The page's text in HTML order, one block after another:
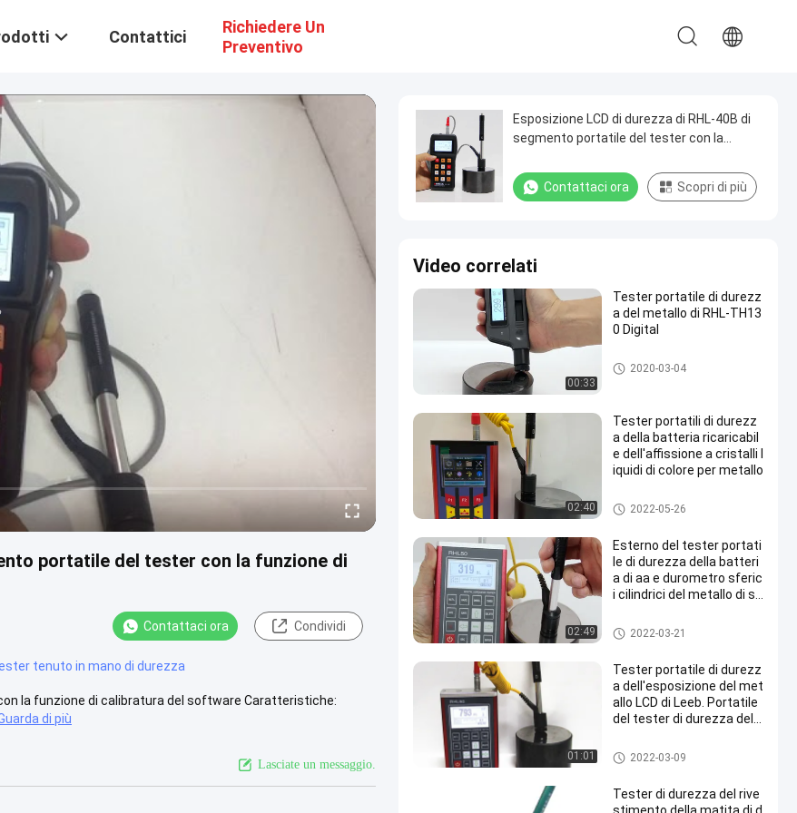
Contattici
Richiedere Un
Preventivo
portatile del tester con la funzione di
Contattaci ora Condividi
tenuto in mano di durezza
la funzione di calibratura del software Caratteristiche:
di più
Lasciate un messaggio.
Esposizione LCD di durezza di RHL-40B di
segmento portatile del tester con la
Contattaci ora Scopri di più
Video correlati
00:33
Tester portatile di durezz
a del metallo di RHL-TH13
0 Digital
Durometro portatile
2020-03-04
02:40
Tester portatili di durezz
a della batteria ricaricabil
e dell'affissione a cristalli l
iquidi di colore per metallo
Durometro portatile
2022-05-26
02:49
Esterno del tester portati
le di durezza della batteri
a di aa e durometro sferic
i cilindrici del metallo di su
Durometro portatile
2022-03-21
01:01
Tester portatile di durezz
a dell'esposizione del met
allo LCD di Leeb. Portatile
del tester di durezza del d
Durometro portatile
2022-03-09
Tester di durezza del rive